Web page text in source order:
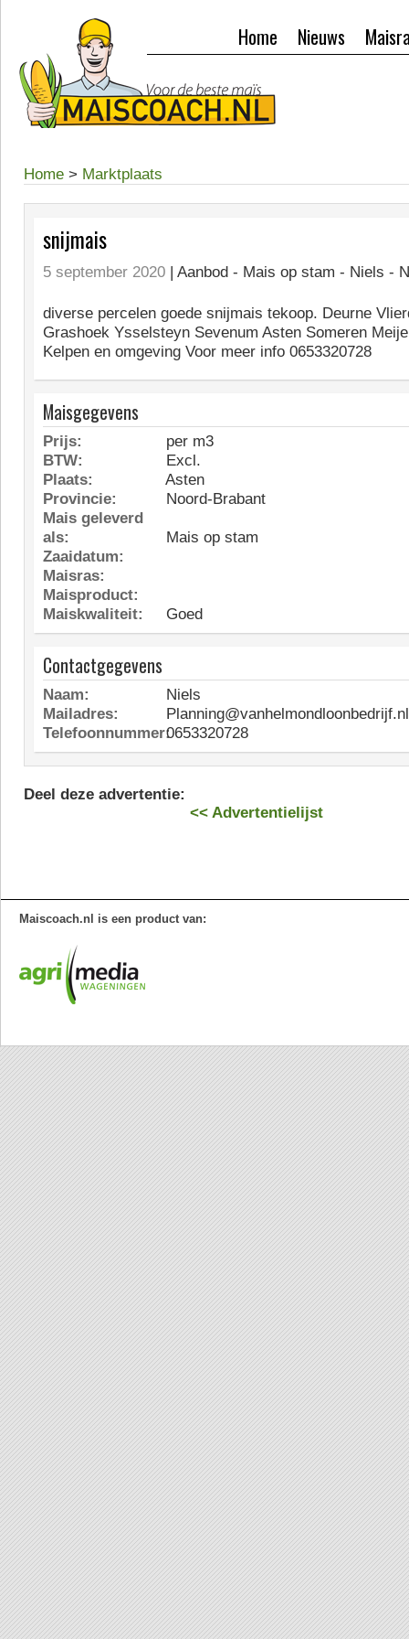
Nieuws
Home
Home > Marktplaats
snijmais
5 september 2020 | Aanbod - Mais op stam - Niels -
diverse percelen goede snijmais tekoop. Deurne
Grashoek Ysselsteyn Sevenum Asten Someren
Kelpen en omgeving Voor meer info 0653320728
Maisgegevens
Prijs:
per m3
BTW:
Excl.
Plaats:
Asten
Provincie:
Noord-Brabant
Mais geleverd
als:
Mais op stam
Zaaidatum:
Maisras:
Maisproduct:
Maiskwaliteit:
Goed
Contactgegevens
Naam:
Niels
Mailadres:
Planning@vanhelmondloonbedrijf.nl
Telefoonnummer:0653320728
Deel deze advertentie:
<< Advertentielijst
Maiscoach.nl is een product van: